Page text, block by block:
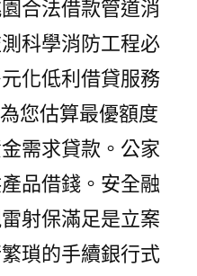
合法借款管道消
科學消防工程必
化低利借貸服務
您估算最優額度
需求貸款。公家
品借錢。安全融
射保滿足是立案
瑣的手續銀行式